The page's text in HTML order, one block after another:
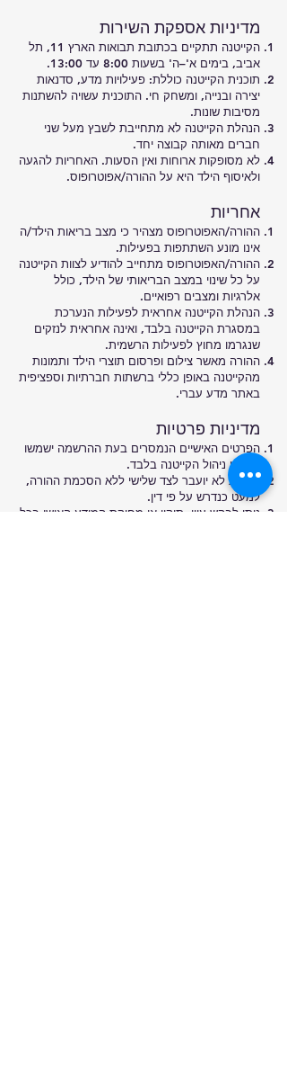
מדיניות אספקת השירות
הקייטנה תתקיים בכתובת תבואות הארץ 11, תל
אביב, בימים א'–ה' בשעות 8:00 עד 13:00.
תוכנית הקייטנה כוללת: פעילויות מדע, סדנאות
יצירה ובנייה, ומשחק חי. התוכנית עשויה להשתנות
מסיבות שונות.
הנהלת הקייטנה לא מתחייבת לשבץ מעל שני
חברים מאותה קבוצה יחד.
לא מסופקות ארוחות ואין הסעות. האחריות להגעה
ולאיסוף הילד היא על ההורה/אפוטרופוס.
אחריות
ההורה/האפוטרופוס מצהיר כי מצב בריאות הילד/ה
אינו מונע השתתפות בפעילות.
ההורה/האפוטרופוס מתחייב להודיע לצוות הקייטנה
על כל שינוי במצב הבריאותי של הילד, כולל
אלרגיות ומצבים רפואיים.
הנהלת הקייטנה אחראית לפעילות הנערכת
במסגרת הקייטנה בלבד, ואינה אחראית לנזקים
שנגרמו מחוץ לפעילות הרשמית.
ההורה מאשר צילום ופרסום תוצרי הילד ותמונות
מהקייטנה באופן כללי ברשתות חברתיות וספציפית
באתר מדע עברי.
מדיניות פרטיות
הפרטים האישיים הנמסרים בעת ההרשמה ישמשו
לצורכי ניהול הקייטנה בלבד.
המידע לא יועבר לצד שלישי ללא הסכמת ההורה,
למעט כנדרש על פי דין.
ניתן לבקש עיון, תיקון או מחיקת המידע האישי בכל